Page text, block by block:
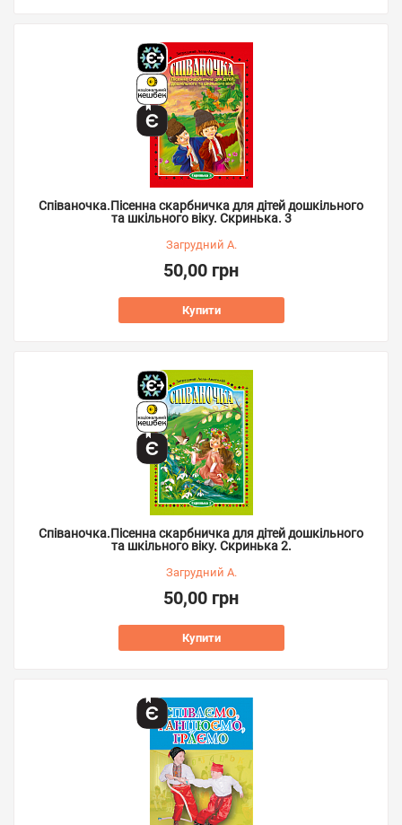
Співаночка.Пісенна скарбничка для дітей дошкільного
та шкільного віку. Скринька. 3
Загрудний А.
50,00 грн
Купити
Співаночка.Пісенна скарбничка для дітей дошкільного
та шкільного віку. Скринька 2.
Загрудний А.
50,00 грн
Купити